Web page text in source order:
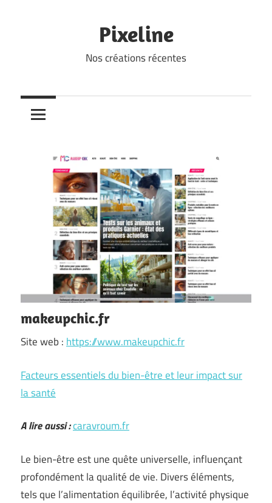
Pixeline
Nos créations récentes
makeupchic.fr
Site web : https://www.makeupchic.fr
Facteurs essentiels du bien-être et leur impact sur
la santé
A lire aussi :caravroum.fr
Le bien-être est une quête universelle, influençant
profondément la qualité de vie. Divers éléments,
tels que l’alimentation équilibrée, l’activité physique